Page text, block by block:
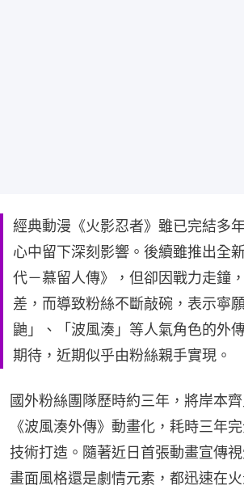
經典動漫《火影忍者》雖已完結多
心中留下深刻影響。後續雖推出全
代－慕留人傳》，但卻因戰力走鐘
差，而導致粉絲不斷敲碗，表示寧
鼬」、「波風湊」等人氣角色的外
期待，近期似乎由粉絲親手實現。
國外粉絲團隊歷時約三年，將岸本
《波風湊外傳》動畫化，耗時三年
技術打造。隨著近日首張動畫宣傳
畫面風格還是劇情元素，都迅速在